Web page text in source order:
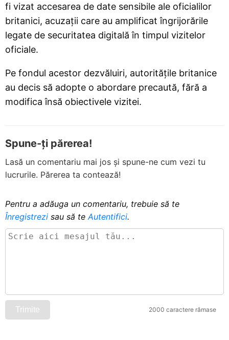
fi vizat accesarea de date sensibile ale oficialilor
britanici, acuzații care au amplificat îngrijorările
legate de securitatea digitală în timpul vizitelor
oficiale.
Pe fondul acestor dezvăluiri, autoritățile britanice
au decis să adopte o abordare precaută, fără a
modifica însă obiectivele vizitei.
Spune-ți părerea!
Lasă un comentariu mai jos și spune-ne cum vezi tu
lucrurile. Părerea ta contează!
Pentru a adăuga un comentariu, trebuie să te
Înregistrezi sau să te Autentifici.
2000 caractere rămase
Trimite